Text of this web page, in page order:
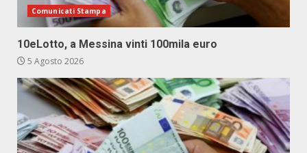
Comunicati Stampa
10eLotto, a Messina vinti 100mila euro
5 Agosto 2026